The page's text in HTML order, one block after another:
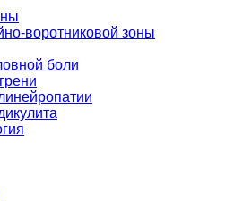
воротниковой зоны
боли